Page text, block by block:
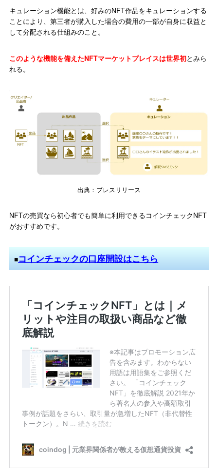
キュレーション機能とは、好みのNFT作品をキュレーションする
ことにより、第三者が購入した場合の費用の一部が自身に収益と
して分配される仕組みのこと。
このような機能を備えたNFTマーケットプレイスは世界初とみら
れる。
出典：プレスリリース
NFTの売買なら初心者でも簡単に利用できるコインチェックNFT
がおすすめです。
■コインチェックの口座開設はこちら